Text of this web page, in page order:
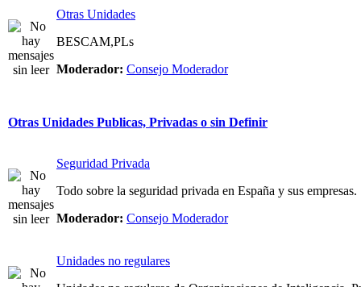
Otras Unidades
BESCAM,PLs
Moderador: Consejo Moderador
Otras Unidades Publicas, Privadas o sin Definir
Seguridad Privada
Todo sobre la seguridad privada en España y sus empresas.
Moderador: Consejo Moderador
Unidades no regulares